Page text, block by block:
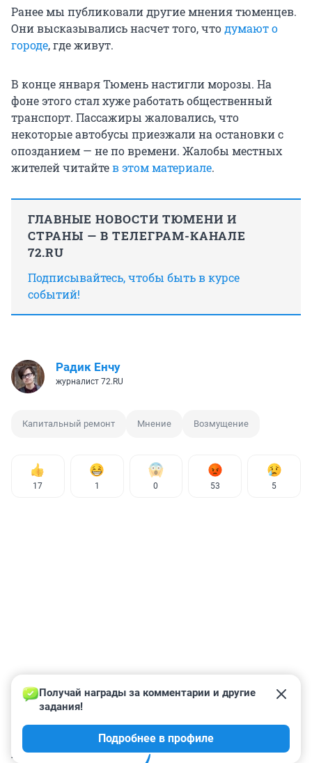
Ранее мы публиковали другие мнения тюменцев.
Они высказывались насчет того, чтодумают о
городе, где живут.
В конце января Тюмень настигли морозы. На
фоне этого стал хуже работать общественный
транспорт. Пассажиры жаловались, что
некоторые автобусы приезжали на остановки с
опозданием — не по времени. Жалобы местных
жителей читайтев этом материале.
ГЛАВНЫЕ НОВОСТИ ТЮМЕНИ И
СТРАНЫ — В ТЕЛЕГРАМ-КАНАЛЕ
72.RU
Подписывайтесь, чтобы быть в курсе
событий!
Радик Енчу
журналист 72.RU
Капитальный ремонт Мнение Возмущение
17 1 0 53 5
КОММЕНТАРИИ 195
Получай награды за комментарии и другие
задания!
Подробнее в профиле